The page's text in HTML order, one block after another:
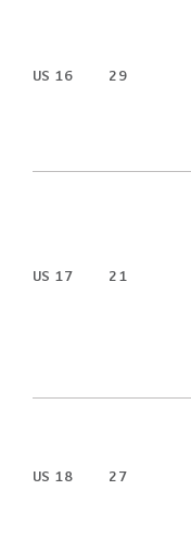
US 16 29
US 17 21
US 18 27